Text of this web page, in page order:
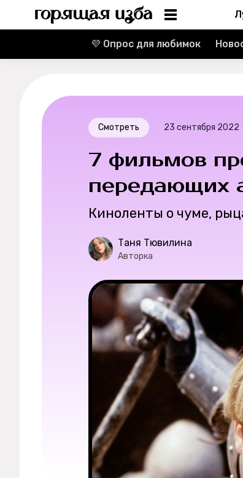
Реклама
О проекте
💜 Опрос для любимок
Смотреть 23 сентября 2022
7 фильмов
передающих
Киноленты о чуме,
Таня Тювилина
Авторка